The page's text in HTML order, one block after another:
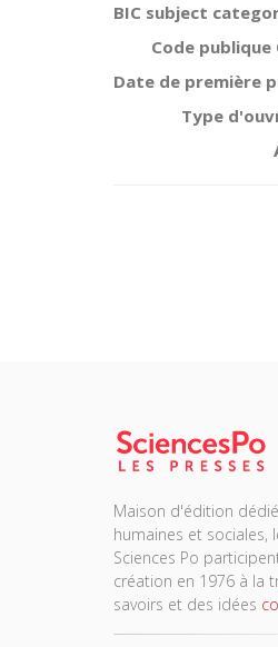
Code publique
Type
Maison d'édition
humaines et sociales,
Sciences Po
création en 1976 à la
savoirs et des idées